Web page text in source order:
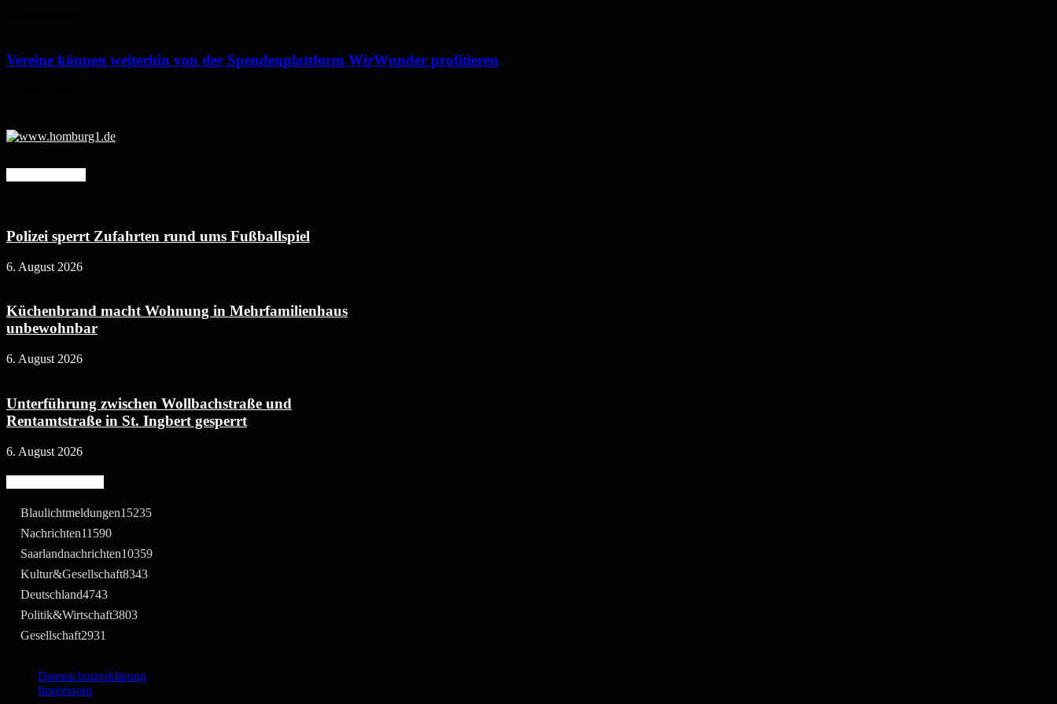
Vereine können weiterhin von der Spendenplattform WirWunder profitieren
Polizei sperrt Zufahrten rund ums Fußballspiel
6. August 2026
Küchenbrand macht Wohnung in Mehrfamilienhaus
unbewohnbar
6. August 2026
Unterführung zwischen Wollbachstraße und
Rentamtstraße in St. Ingbert gesperrt
6. August 2026
Blaulichtmeldungen15235
Nachrichten11590
Saarlandnachrichten10359
Kultur&Gesellschaft8343
Deutschland4743
Politik&Wirtschaft3803
Gesellschaft2931
Datenschutzerklärung
Impressum